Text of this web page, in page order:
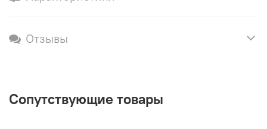
Отзывы
Сопутствующие товары